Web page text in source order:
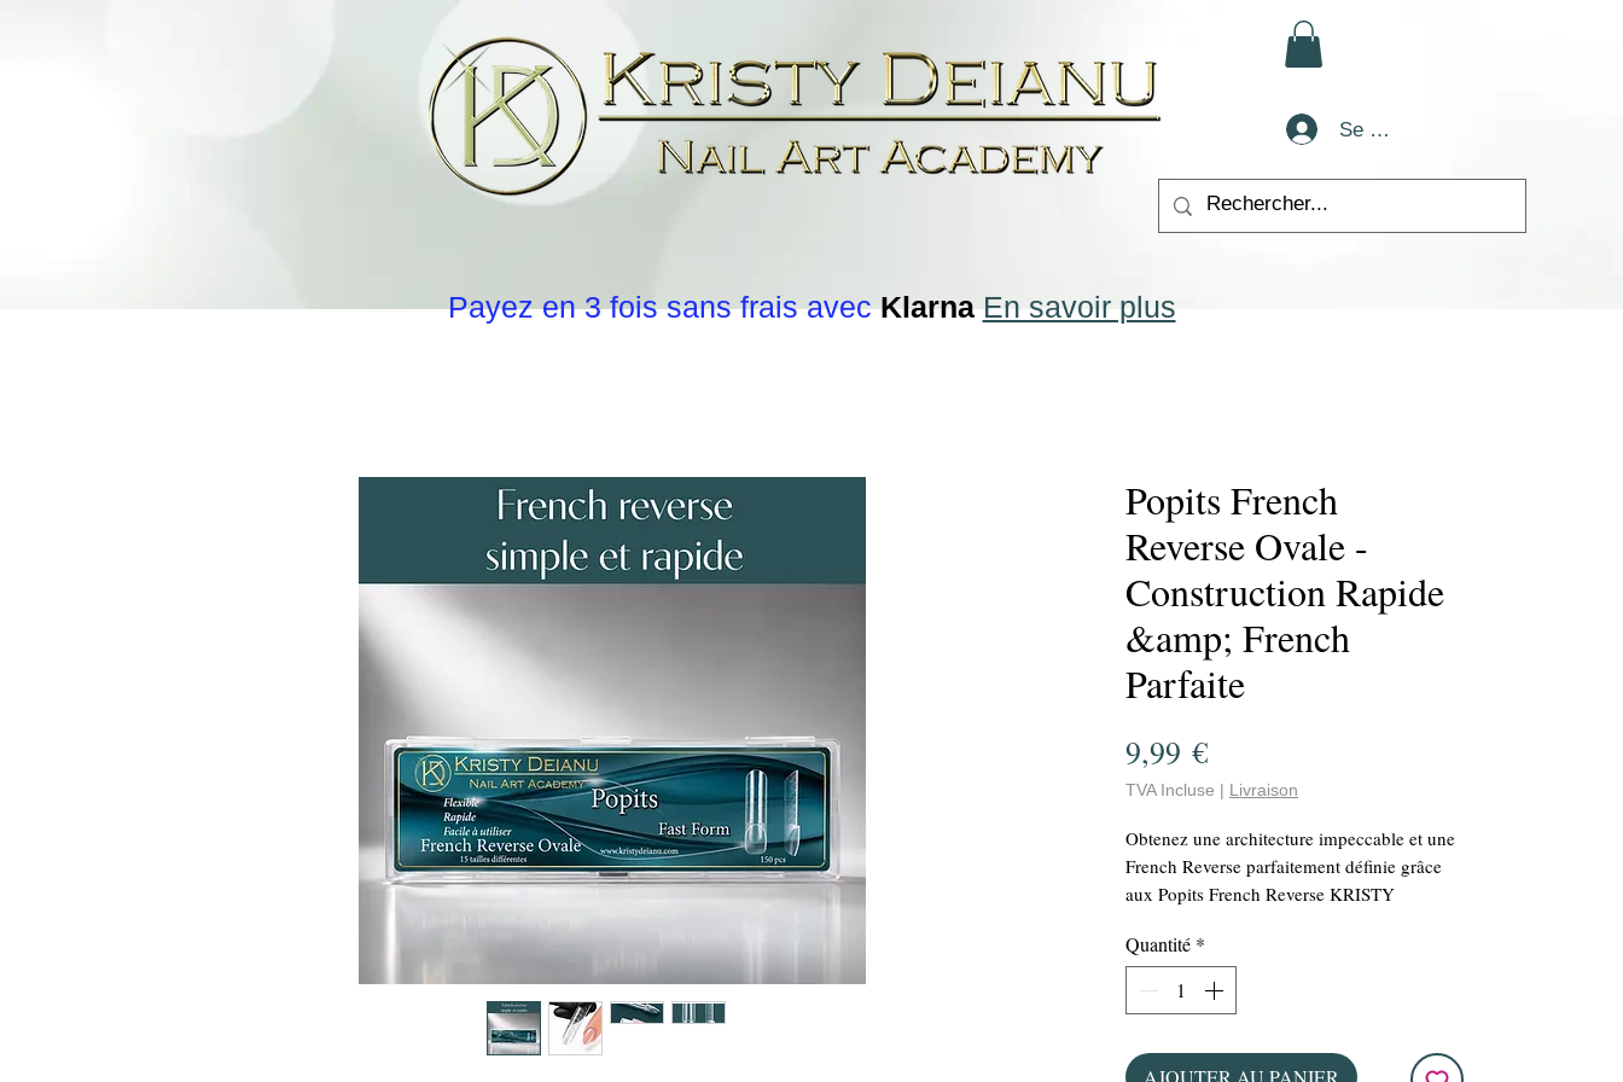
Se connecter
Popits French
Reverse Ovale -
Construction Rapide
&amp; French
Parfaite
9,99 €Prix
TVA Incluse | Livraison
Obtenez une architecture impeccable et une
French Reverse parfaitement définie grâce
aux Popits French Reverse KRISTY
professionnelles de l’onglerie. Leur forme
carrée moderne permet de réaliser des
extensions élégantes, régulières et
considérablement le temps de prestation.
Quantité *
Payez en 3 fois sans frais avecKlarna En savoir plus